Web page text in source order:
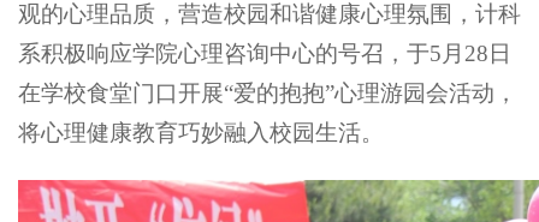
观的心理品质，营造校园和谐健康心理氛围，计科
系积极响应学院心理咨询中心的号召，于5月28日
在学校食堂门口开展“爱的抱抱”心理游园会活动，
将心理健康教育巧妙融入校园生活。